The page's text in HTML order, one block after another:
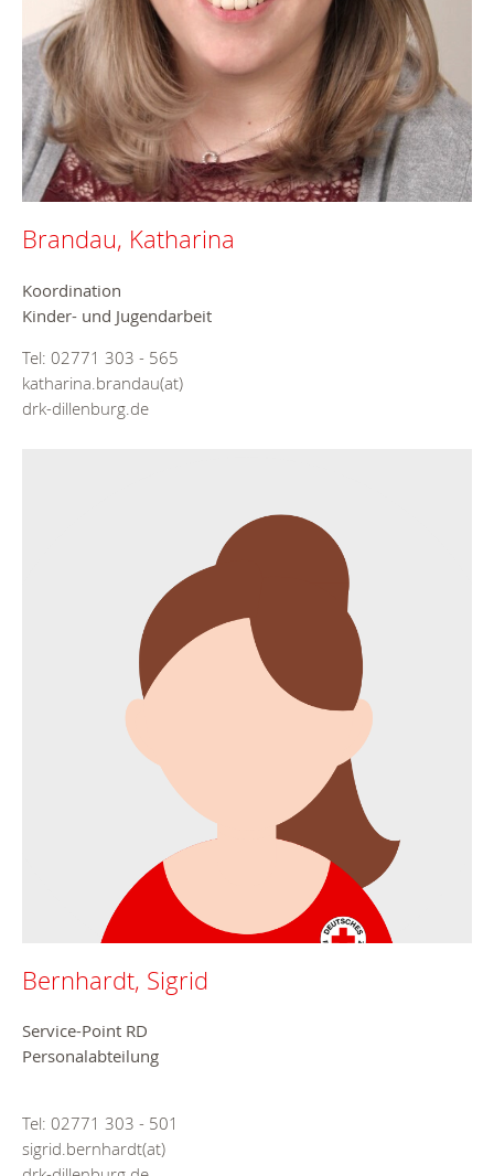
Brandau, Katharina
Koordination
Kinder- und Jugendarbeit
Tel: 02771 303 - 565
katharina.brandau(at)
drk-dillenburg.de
Bernhardt, Sigrid
Service-Point RD
Personalabteilung
Tel: 02771 303 - 501
sigrid.bernhardt(at)